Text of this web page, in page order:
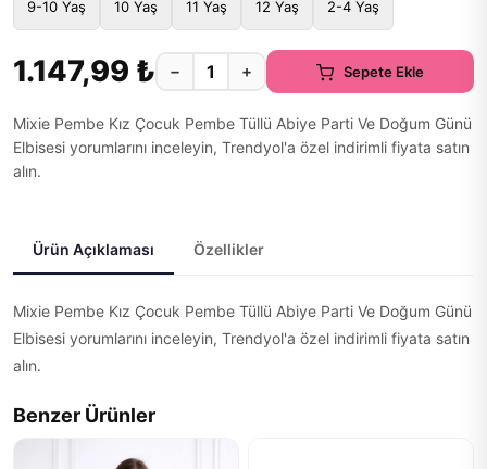
9-10 Yaş 10 Yaş 11 Yaş 12 Yaş 2-4 Yaş
1.147,99 ₺ − + Sepete Ekle
Mixie Pembe Kız Çocuk Pembe Tüllü Abiye Parti Ve Doğum Günü
Elbisesi yorumlarını inceleyin, Trendyol'a özel indirimli fiyata satın
alın.
Ürün Açıklaması Özellikler
Mixie Pembe Kız Çocuk Pembe Tüllü Abiye Parti Ve Doğum Günü
Elbisesi yorumlarını inceleyin, Trendyol'a özel indirimli fiyata satın
alın.
Benzer Ürünler